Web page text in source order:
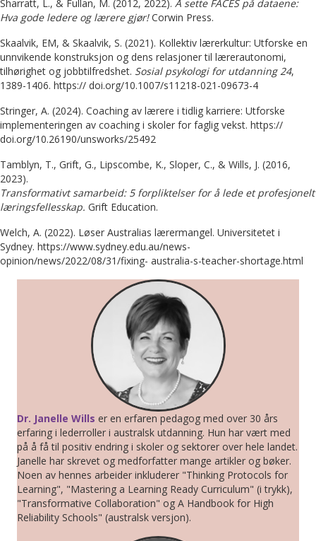
Sharratt, L., & Fullan, M. (2012, 2022). Å sette FACES på dataene:
Hva gode ledere og lærere gjør!Corwin Press.
Skaalvik, EM, & Skaalvik, S. (2021). Kollektiv lærerkultur: Utforske en
unnvikende konstruksjon og dens relasjoner til lærerautonomi,
tilhørighet og jobbtilfredshet. Sosial psykologi for utdanning 24,
1389-1406. https:// doi.org/10.1007/s11218-021-09673-4
Stringer, A. (2024). Coaching av lærere i tidlig karriere: Utforske
implementeringen av coaching i skoler for faglig vekst. https://
doi.org/10.26190/unsworks/25492
Tamblyn, T., Grift, G., Lipscombe, K., Sloper, C., & Wills, J. (2016,
2023).
Transformativt samarbeid: 5 forpliktelser for å lede et profesjonelt
læringsfellesskap. Grift Education.
Welch, A. (2022). Løser Australias lærermangel. Universitetet i
Sydney. https://www.sydney.edu.au/news-
opinion/news/2022/08/31/fixing- australia-s-teacher-shortage.html
Dr. Janelle Wills er en erfaren pedagog med over 30 års
erfaring i lederroller i australsk utdanning. Hun har vært med
på å få til positiv endring i skoler og sektorer over hele landet.
Janelle har skrevet og medforfatter mange artikler og bøker.
Noen av hennes arbeider inkluderer "Thinking Protocols for
Learning", "Mastering a Learning Ready Curriculum" (i trykk),
"Transformative Collaboration" og A Handbook for High
Reliability Schools" (australsk versjon).